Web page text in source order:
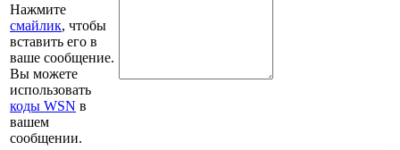
Нажмите
смайлик, чтобы
вставить его в
ваше сообщение.
Вы можете
использовать
коды WSN в
вашем
сообщении.